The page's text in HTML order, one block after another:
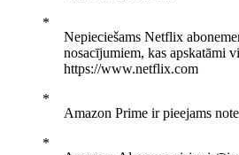
Nepieciešams Netflix
nosacījumiem, kas apskatāmi
https://www.netflix.com
Amazon Prime ir pieejams